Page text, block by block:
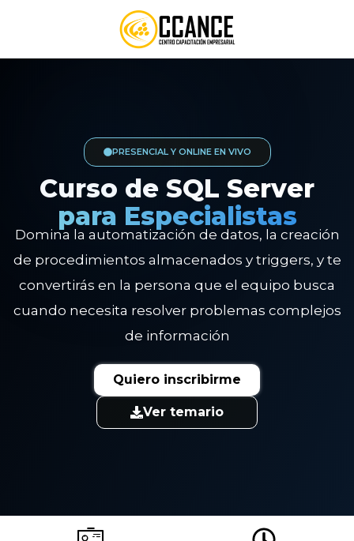
PRESENCIAL Y ONLINE EN VIVO
Curso de SQL Server
para Especialistas
Domina la automatización de datos, la creación
de procedimientos almacenados y triggers, y te
convertirás en la persona que el equipo busca
cuando necesita resolver problemas complejos
de información
Quiero inscribirme
Ver temario